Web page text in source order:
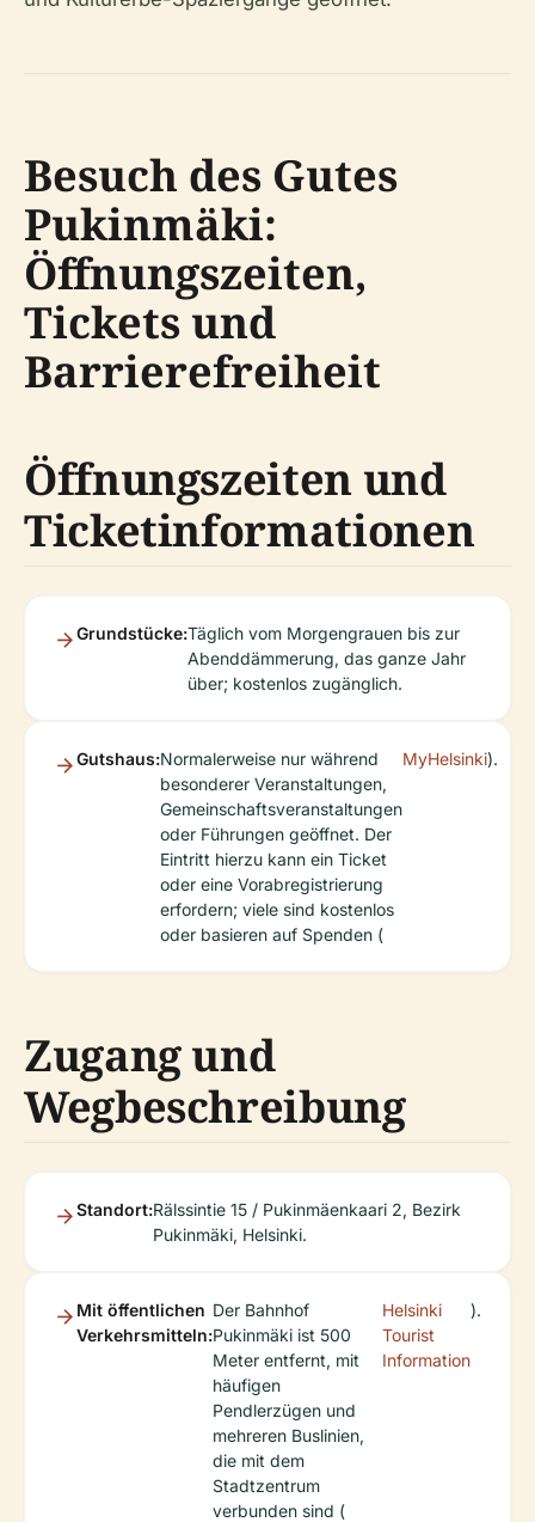
Besuch des Gutes
Pukinmäki:
Öffnungszeiten,
Tickets und
Barrierefreiheit
Öffnungszeiten und
Ticketinformationen
Grundstücke:Täglich vom Morgengrauen bis zur
Abenddämmerung, das ganze Jahr
über; kostenlos zugänglich.
Gutshaus:Normalerweise nur während
besonderer Veranstaltungen,
Gemeinschaftsveranstaltungen
oder Führungen geöffnet. Der
Eintritt hierzu kann ein Ticket
oder eine Vorabregistrierung
erfordern; viele sind kostenlos
oder basieren auf Spenden (
MyHelsinki).
Zugang und
Wegbeschreibung
Standort:Rälssintie 15 / Pukinmäenkaari 2, Bezirk
Pukinmäki, Helsinki.
Mit öffentlichen
Verkehrsmitteln:
Der Bahnhof
Pukinmäki ist 500
Meter entfernt, mit
häufigen
Pendlerzügen und
mehreren Buslinien,
die mit dem
Stadtzentrum
verbunden sind (
Helsinki
Tourist
Information
).